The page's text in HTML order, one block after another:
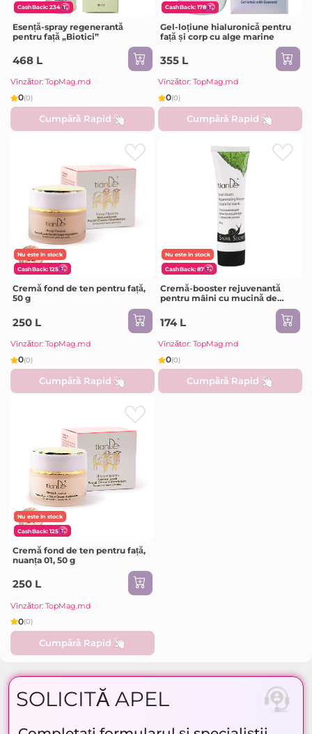
CashBack: 234
Esență-spray regenerantă
pentru față „Biotici”
468 L
Vînzător: TopMag.md
0(0)
Cumpără Rapid
CashBack: 178
Gel-loțiune hialuronică pentru
față și corp cu alge marine
355 L
Vînzător: TopMag.md
0(0)
Cumpără Rapid
Nu este în stock
CashBack: 125
Cremă fond de ten pentru față,
50 g
250 L
Vînzător: TopMag.md
0(0)
Cumpără Rapid
Nu este în stock
CashBack: 87
Cremă-booster rejuvenantă
pentru mâini cu mucină de
174 L
Vînzător: TopMag.md
0(0)
Cumpără Rapid
Nu este în stock
CashBack: 125
Cremă fond de ten pentru față,
nuanța 01, 50 g
250 L
Vînzător: TopMag.md
0(0)
Cumpără Rapid
SOLICITĂ APEL